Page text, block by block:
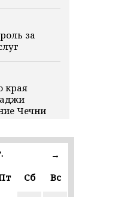
за
края
Чечни
→
Сб Вс